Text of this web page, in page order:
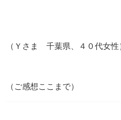
（Ｙさま 千葉県、４０代女性
（ご感想ここまで）